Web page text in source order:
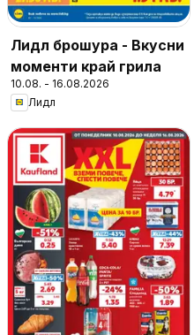
Лидл брошура - Вкусни
моменти край грила
10.08. - 16.08.2026
Лидл